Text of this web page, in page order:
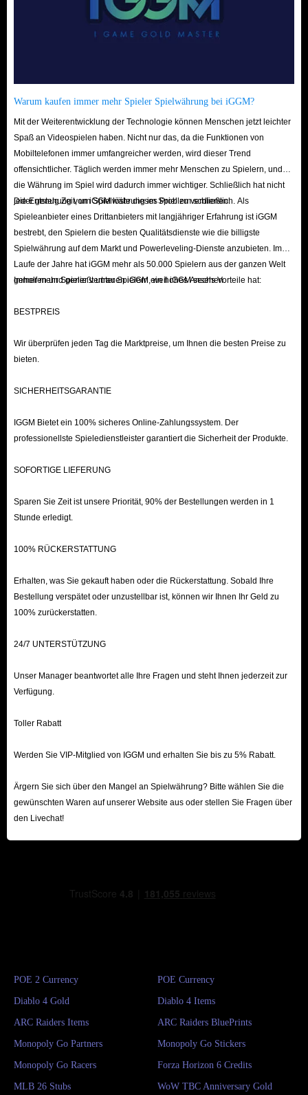
Warum kaufen immer mehr Spieler Spielwährung bei iGGM?
Mit der Weiterentwicklung der Technologie können Menschen jetzt leichter
Spaß an Videospielen haben. Nicht nur das, da die Funktionen von
Mobiltelefonen immer umfangreicher werden, wird dieser Trend
offensichtlicher. Täglich werden immer mehr Menschen zu Spielern, und
die Währung im Spiel wird dadurch immer wichtiger. Schließlich hat nicht
jeder genug Zeit, um Spielwährung im Spiel zu verdienen.
Die Entstehung von iGGM löste dieses Problem schließlich. Als
Spieleanbieter eines Drittanbieters mit langjähriger Erfahrung ist iGGM
bestrebt, den Spielern die besten Qualitätsdienste wie die billigste
Spielwährung auf dem Markt und Powerleveling-Dienste anzubieten. Im
Laufe der Jahre hat iGGM mehr als 50.000 Spielern aus der ganzen Welt
geholfen und genießt unter Spielern ein hohes Ansehen.
Immer mehr Spieler vertrauen iGGM, weil iGGM sechs Vorteile hat:
BESTPREIS
Wir überprüfen jeden Tag die Marktpreise, um Ihnen die besten Preise zu
bieten.
SICHERHEITSGARANTIE
IGGM Bietet ein 100% sicheres Online-Zahlungssystem. Der
professionellste Spieledienstleister garantiert die Sicherheit der Produkte.
SOFORTIGE LIEFERUNG
Sparen Sie Zeit ist unsere Priorität, 90% der Bestellungen werden in 1
Stunde erledigt.
100% RÜCKERSTATTUNG
Erhalten, was Sie gekauft haben oder die Rückerstattung. Sobald Ihre
Bestellung verspätet oder unzustellbar ist, können wir Ihnen Ihr Geld zu
100% zurückerstatten.
24/7 UNTERSTÜTZUNG
Unser Manager beantwortet alle Ihre Fragen und steht Ihnen jederzeit zur
Verfügung.
Toller Rabatt
Werden Sie VIP-Mitglied von IGGM und erhalten Sie bis zu 5% Rabatt.
Ärgern Sie sich über den Mangel an Spielwährung? Bitte wählen Sie die
gewünschten Waren auf unserer Website aus oder stellen Sie Fragen über
den Livechat!
POE 2 Currency POE Currency
Diablo 4 Gold Diablo 4 Items
ARC Raiders Items ARC Raiders BluePrints
Monopoly Go Partners Monopoly Go Stickers
Monopoly Go Racers Forza Horizon 6 Credits
MLB 26 Stubs WoW TBC Anniversary Gold